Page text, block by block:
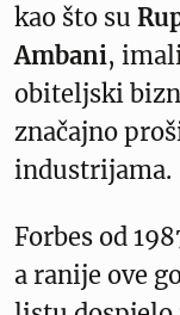
kao što su
Ambani,
obiteljski
značajno
industrijama.
Forbes od
a ranije ove